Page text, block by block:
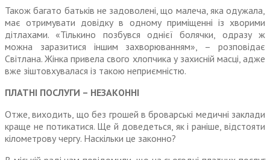
Також багато батьків не задо­волені, що малеча, яка одужала,
має отримувати довідку в одному приміщенні із хворими
дітлахами. «Тількино позбувся однієї болячки, одразу ж
можна заразитися іншим захворюванням», – розпо­відає
Світлана. Жінка привела свого хлопчика у захисній масці, адже
вже зіштовхувалася із такою неприємністю.
ПЛАТНІ ПОСЛУГИ – НЕЗАКОННІ
Отже, виходить, що без грошей в броварські медичні заклади
краще не потикатися. Ще й дове­деться, як і раніше, відстояти
кілометрову чергу. Наскільки це законно?